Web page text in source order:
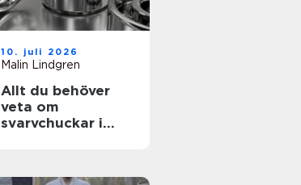
10. juli 2026
Malin Lindgren
Allt du behöver
veta om
svarvchuckar i